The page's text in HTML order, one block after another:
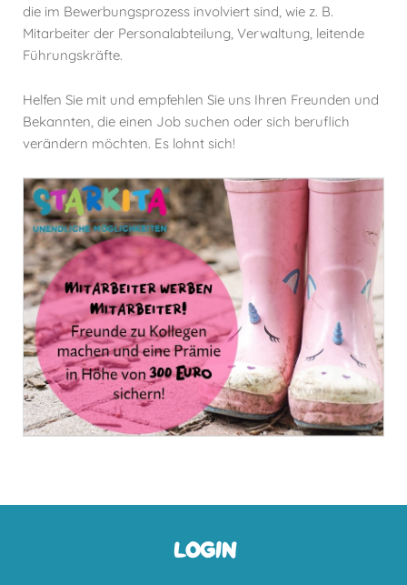
die im Bewerbungsprozess involviert sind, wie z. B.
Mitarbeiter der Personalabteilung, Verwaltung, leitende
Führungskräfte.
Helfen Sie mit und empfehlen Sie uns Ihren Freunden und
Bekannten, die einen Job suchen oder sich beruflich
verändern möchten. Es lohnt sich!
LOGIN